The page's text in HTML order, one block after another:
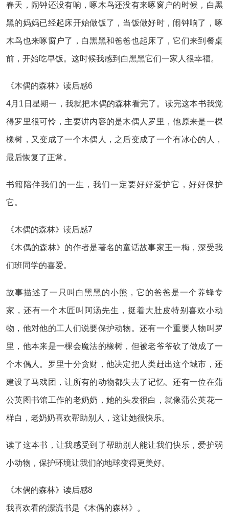
春天，闹钟还没有响，啄木鸟还没有来啄窗户的时候，白黑
黑的妈妈已经起床开始做饭了，当饭做好时，闹钟响了，啄
木鸟也来啄窗户了，白黑黑和爸爸也起床了，它们来到餐桌
前，开始吃早饭。这时候我感到白黑黑它们一家人很幸福。
《木偶的森林》读后感6
4月1日星期一，我就把木偶的森林看完了。读完这本书我觉
得罗里很可怜，主要讲内容的是木偶人罗里，他原来是一棵
橡树，又变成了一个木偶人，之后变成了一个有冰心的人，
最后恢复了正常。
书籍陪伴我们的一生，我们一定要好好爱护它，好好保护
它。
《木偶的森林》读后感7
《木偶的森林》的作者是著名的童话故事家王一梅，深受我
们班同学的喜爱。
故事描述了一只叫白黑黑的小熊，它的爸爸是一个养蜂专
家，还有一个木匠叫阿汤先生，挺着大肚皮特别喜欢小动
物，他对他的工人们说要保护动物。还有一个重要人物叫罗
里，他本来是一棵会魔法的橡树，但被老爷爷砍了做成了一
个木偶人。罗里十分贪财，他决定把人类赶出这个城市，还
建设了马戏团，让所有的动物都失去了记忆。还有一位在蒲
公英图书馆工作的老奶奶，她的头发很白，就像蒲公英花一
样白，老奶奶喜欢帮助别人，这让她很快乐。
读了这本书，让我感受到了帮助别人能让我们快乐，爱护弱
小动物，保护环境让我们的地球变得更美好。
《木偶的森林》读后感8
我喜欢看的漂流书是《木偶的森林》。